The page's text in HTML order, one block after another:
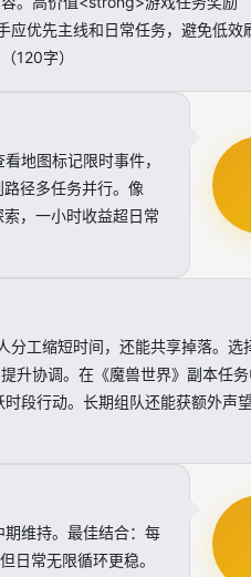
优先主线和日常任务，避免低效
120字）
地图标记限时事件，
径多任务并行。像
，一小时收益超日常
工缩短时间，还能共享掉落。选
升协调。在《魔兽世界》副本任务
段行动。长期组队还能获额外声
维持。最佳结合：每
日常无限循环更稳。